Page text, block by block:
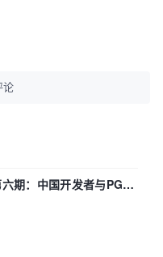
论
期：中国开发者与PG内
么？